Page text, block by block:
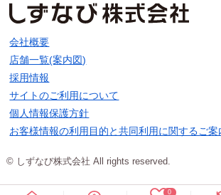
0
会社概要
店舗一覧(案内図)
採用情報
サイトのご利用について
個人情報保護方針
お客様情報の利用目的と共同利用に関するご案
© しずなび株式会社 All rights reserved.